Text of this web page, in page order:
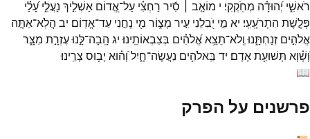
רֹאשִׁ֑י יְ֝הוּדָ֗ה מְחֹֽקְקִי׃ י מוֹאָ֤ב ׀ סִ֬יר רַחְצִ֗י עַל־אֱ֭דוֹם אַשְׁלִ֣יךְ נַעֲלִ֑י עָ֝לַ֗י
פְּלֶ֣שֶׁת הִתְרֹעָֽעִֽי׃ יא מִ֣י יֹ֭בִלֵנִי עִ֣יר מָצ֑וֹר מִ֖י נָחַ֣נִי עַד־אֱדֽוֹם׃ יב הֲלֹֽא־אַתָּ֣ה
אֱלֹהִ֣ים זְנַחְתָּ֑נוּ וְֽלֹא־תֵצֵ֥אאֱ֝לֹהִ֗ים בְּצִבְאוֹתֵֽינוּ׃ יג הָֽבָה־לָּ֣נוּעֶזְרָ֣ת מִצָּ֑ר
וְ֝שָׁ֗וְא תְּשׁוּעַ֥תאָדָם׃ יד בֵּֽאלֹהִ֥ים נַעֲשֶׂה־חָ֑יִלוְ֝ה֗וּא יָב֥וּס צָרֵֽינוּ׃
📖
פרשנים על הפרק